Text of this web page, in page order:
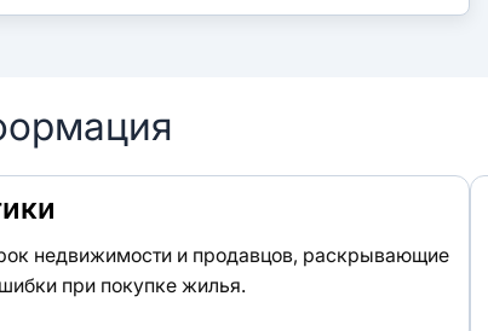
недвижимости и продавцов, раскрывающие
при покупке жилья.